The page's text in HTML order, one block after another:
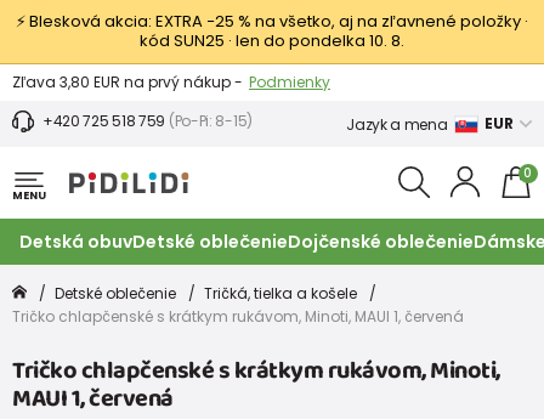
⚡ Blesková akcia: EXTRA −25 % na všetko, aj na zľavnené položky ·
kód SUN25 · len do pondelka 10. 8.
Výmena a vrátenie tovaru - Zobraziť
Zľava 3,80 EUR na prvý nákup - Podmienky
+420 725 518 759 (Po-Pi: 8-15) Jazyk a mena EUR
MENU
0
Detská obuvDetské oblečenieDojčenské oblečenie
Detské oblečenie
Tričká, tielka a košele
Tričko chlapčenské s krátkym rukávom, Minoti, MAUI 1, červená
Tričko chlapčenské s krátkym rukávom, Minoti,
MAUI 1, červená